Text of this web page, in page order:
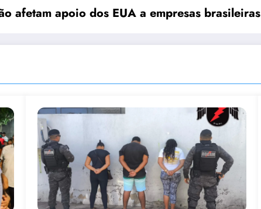
afetam apoio dos EUA a empresas brasileiras